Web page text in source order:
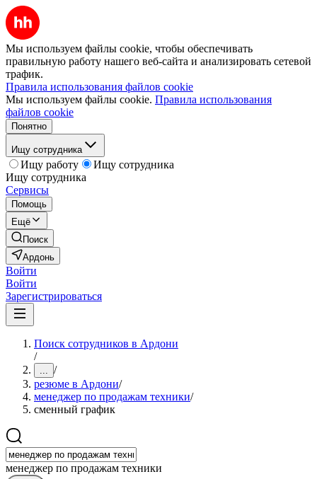
Мы используем файлы cookie, чтобы обеспечивать
правильную работу нашего веб-сайта и анализировать сетевой
трафик.
Правила использования файлов cookie
Мы используем файлы cookie. Правила использования
файлов cookie
Понятно
Ищу сотрудника
Ищу работу
Ищу сотрудника
Ищу сотрудника
Сервисы
Помощь
Ещё
Поиск
Ардонь
Войти
Войти
Зарегистрироваться
Поиск сотрудников в Ардони
/
... /
резюме в Ардони/
менеджер по продажам техники/
сменный график
менеджер по продажам техники